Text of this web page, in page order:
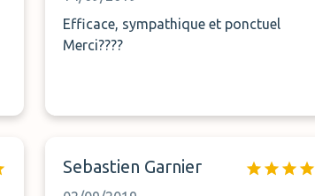
Efficace, sympathique et ponctuel
Merci????
Sebastien Garnier